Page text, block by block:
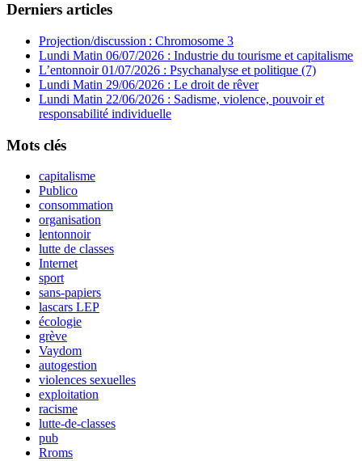
Derniers articles
Projection/discussion : Chromosome 3
Lundi Matin 06/07/2026 : Industrie du tourisme et capitalisme
L’entonnoir 01/07/2026 : Psychanalyse et politique (7)
Lundi Matin 29/06/2026 : Le droit de rêver
Lundi Matin 22/06/2026 : Sadisme, violence, pouvoir et
responsabilité individuelle
Mots clés
capitalisme
Publico
consommation
organisation
lentonnoir
lutte de classes
Internet
sport
sans-papiers
lascars LEP
écologie
grève
Vaydom
autogestion
violences sexuelles
exploitation
racisme
lutte-de-classes
pub
Rroms